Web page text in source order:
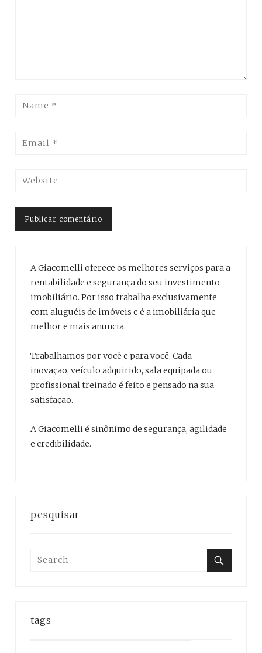
A Giacomelli oferece os melhores serviços para a
rentabilidade e segurança do seu investimento
imobiliário. Por isso trabalha exclusivamente
com aluguéis de imóveis e é a imobiliária que
melhor e mais anuncia.
Trabalhamos por você e para você. Cada
inovação, veículo adquirido, sala equipada ou
profissional treinado é feito e pensado na sua
satisfação.
A Giacomelli é sinônimo de segurança, agilidade
e credibilidade.
pesquisar
Search
tags